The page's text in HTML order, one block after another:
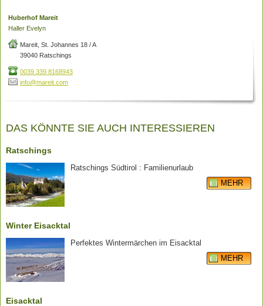
Huberhof Mareit
Haller Evelyn
Mareit, St. Johannes 18 / A
39040 Ratschings
0039 339 8168943
info@mareit.com
DAS KÖNNTE SIE AUCH INTERESSIEREN
Ratschings
Ratschings Südtirol : Familienurlaub
MEHR
Winter Eisacktal
Perfektes Wintermärchen im Eisacktal
MEHR
Eisacktal